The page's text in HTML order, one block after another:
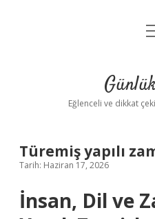
Yasal
Eğlenceli ve dikkat
Türemiş yapılı
Tarih: Haziran 17, 2026
İnsan, Dil ve